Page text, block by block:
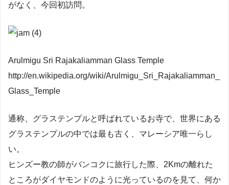
がなく、今回初訪問。
Arulmigu Sri Rajakaliamman Glass Temple
http://en.wikipedia.org/wiki/Arulmigu_Sri_Rajakaliamman_
Glass_Temple
通称、グラステンプルと呼ばれているお寺で、世界にある
グラステンプルの中では最も古く、マレーシア唯一らし
い。
ヒンズー教の師がバンコクに旅行した際、2Kmの離れた
ところがダイヤモンドのように光っているのを見て、何か